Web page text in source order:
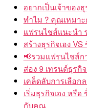
อยากเป็นเจ้าของ
ทำไม ? คุณเหมาะ
แฟรนไชส์แนะนำ
สร้างธุรกิจเอง
📢รวมแฟรนไชส์ก
ส่อง 9 เทรนด์ธุรกิ
เคล็ดลับการเลือก
เริ่มธุรกิจเอง หรื
กับคุณ